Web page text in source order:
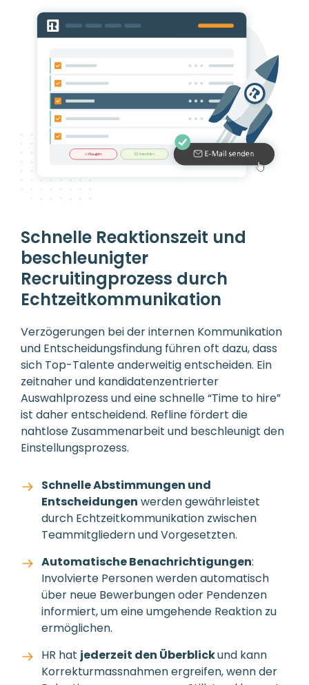
Schnelle Reaktionszeit und
beschleunigter
Recruitingprozess durch
Echtzeitkommunikation
Verzögerungen bei der internen Kommunikation
und Entscheidungsfindung führen oft dazu, dass
sich Top-Talente anderweitig entscheiden. Ein
zeitnaher und kandidatenzentrierter
Auswahlprozess und eine schnelle “Time to hire”
ist daher entscheidend. Refline fördert die
nahtlose Zusammenarbeit und beschleunigt den
Einstellungsprozess.
Schnelle Abstimmungen und
Entscheidungen werden gewährleistet
durch Echtzeitkommunikation zwischen
Teammitgliedern und Vorgesetzten.
Automatische Benachrichtigungen:
Involvierte Personen werden automatisch
über neue Bewerbungen oder Pendenzen
informiert, um eine umgehende Reaktion zu
ermöglichen.
HR hat jederzeit den Überblickund kann
Korrekturmassnahmen ergreifen, wenn der